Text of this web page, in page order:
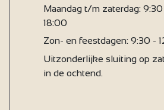
Maandag t/m zaterdag:
18:00
Zon- en feestdagen: 9:30 -
Uitzonderlijke sluiting op
in de ochtend.